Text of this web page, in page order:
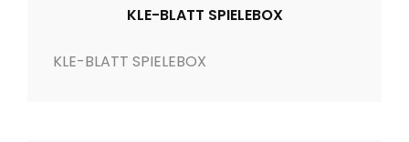
i
KLE-BLATT SPIELEBOX
KLE-BLATT SPIELEBOX